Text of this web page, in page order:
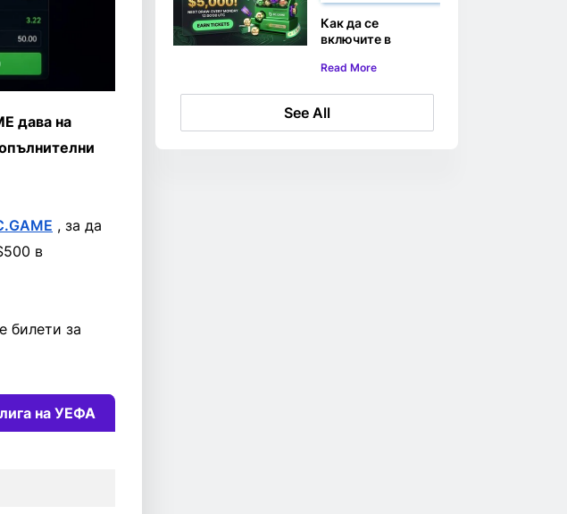
дава на
, за да
в
билети за
на УЕФА
Как да се
включите в
томбола на
000
Read More
See All